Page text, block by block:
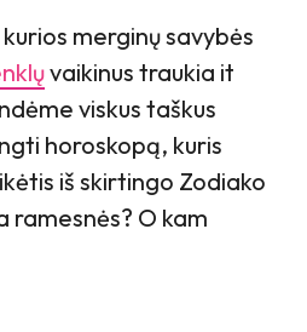
merginų savybės
vaikinus traukia it
viskus taškus
horoskopą, kuris
iš skirtingo Zodiako
ramesnės? O kam